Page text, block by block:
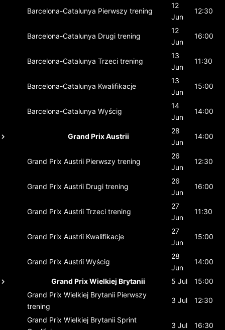
Barcelona-Catalunya Pierwszy trening
12
Jun
12:30
Barcelona-Catalunya Drugi trening
12
Jun
16:00
Barcelona-Catalunya Trzeci trening
13
Jun
11:30
Barcelona-Catalunya Kwalifikacje
13
Jun
15:00
Barcelona-Catalunya Wyścig
14
Jun
14:00
Grand Prix Austrii
28
Jun
14:00
Grand Prix Austrii Pierwszy trening
26
Jun
12:30
Grand Prix Austrii Drugi trening
26
Jun
16:00
Grand Prix Austrii Trzeci trening
27
Jun
11:30
Grand Prix Austrii Kwalifikacje
27
Jun
15:00
Grand Prix Austrii Wyścig
28
Jun
14:00
Grand Prix Wielkiej Brytanii 5 Jul
15:00
Grand Prix Wielkiej Brytanii Pierwszy
trening
3 Jul 12:30
Grand Prix Wielkiej Brytanii Sprint
3 Jul 16:30